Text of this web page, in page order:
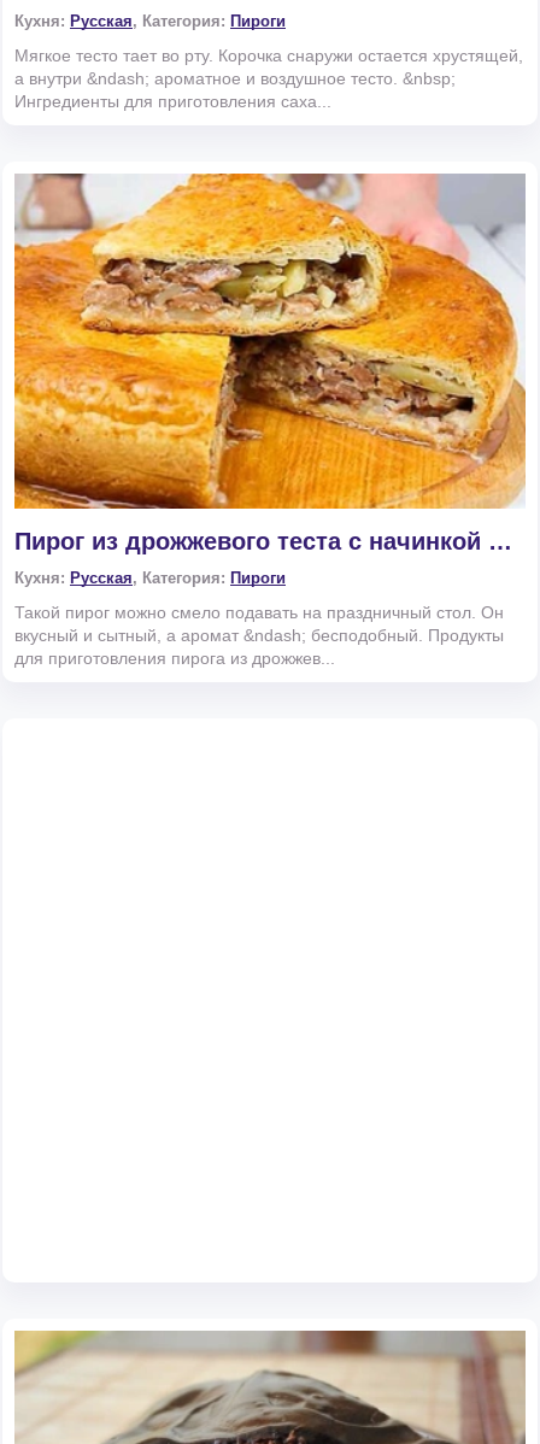
Кухня: Русская, Категория: Пироги
Мягкое тесто тает во рту. Корочка снаружи остается хрустящей,
а внутри &ndash; ароматное и воздушное тесто. &nbsp;
Ингредиенты для приготовления саха...
Пирог из дрожжевого теста с начинкой из мяса и картошки
Кухня: Русская, Категория: Пироги
Такой пирог можно смело подавать на праздничный стол. Он
вкусный и сытный, а аромат &ndash; бесподобный. Продукты
для приготовления пирога из дрожжев...